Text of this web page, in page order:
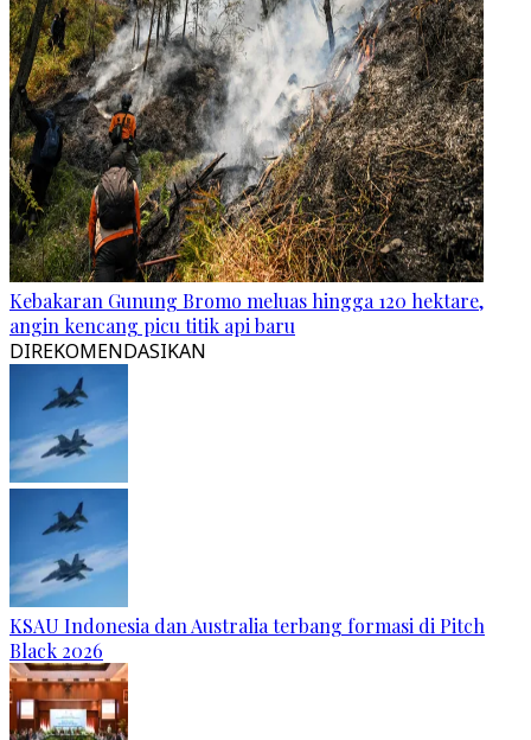
Kebakaran Gunung Bromo meluas hingga 120 hektare,
angin kencang picu titik api baru
DIREKOMENDASIKAN
KSAU Indonesia dan Australia terbang formasi di Pitch
Black 2026